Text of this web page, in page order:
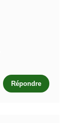
Répondre